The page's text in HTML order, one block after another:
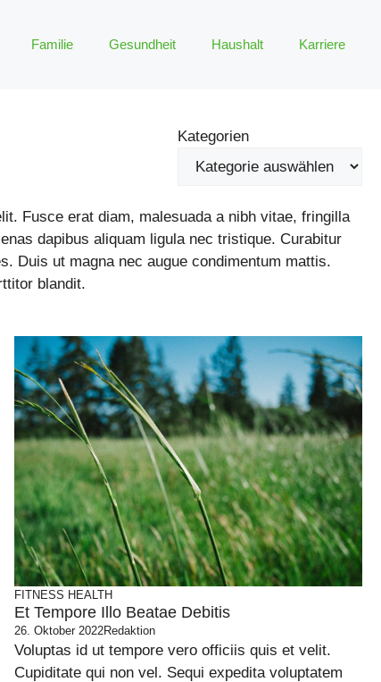
Familie Gesundheit Haushalt Karriere
Kategorien
Fusce erat diam, malesuada a nibh vitae, fringilla
dapibus aliquam ligula nec tristique. Curabitur
Duis ut magna nec augue condimentum mattis.
blandit.
FITNESS HEALTH
Et Tempore Illo Beatae Debitis
26. Oktober 2022Redaktion
Voluptas id ut tempore vero officiis quis et velit.
Cupiditate qui non vel. Sequi expedita voluptatem